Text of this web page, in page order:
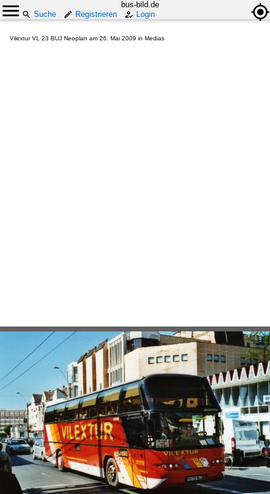
bus-bild.de
Suche
Registrieren Login
Vilextur VL 23 BUJ Neoplan am 26. Mai 2009 in Medias